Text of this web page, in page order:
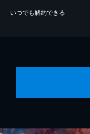
いつでも解約できる